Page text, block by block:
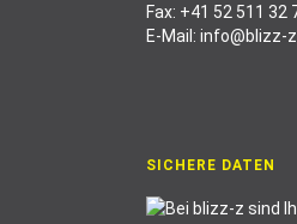
Fax: +41 52 511 32
E-Mail: info@blizz-
SICHERE DATEN